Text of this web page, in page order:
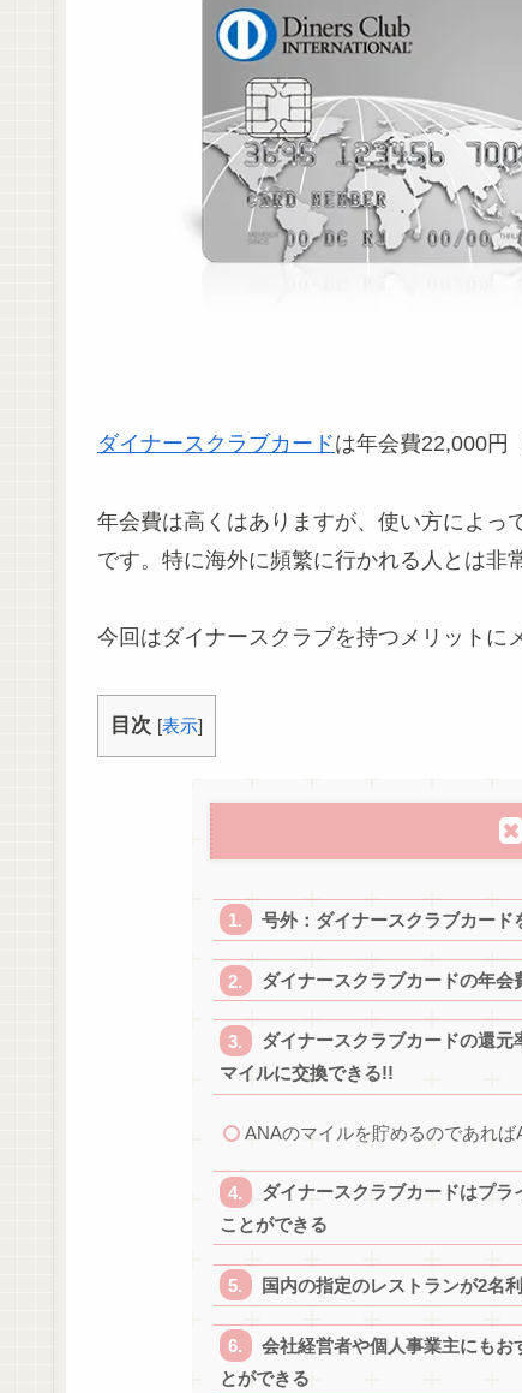
ダイナースクラブカードは年会費22,000円
年会費は高くはありますが、使い方によっ
です。特に海外に頻繁に行かれる人とは非
今回はダイナースクラブを持つメリットに
目次 [表示]
号外：ダイナースクラブカード
ダイナースクラブカードの年会
ダイナースクラブカードの還
マイルに交換できる!!
ANAのマイルを貯めるのであれ
ダイナースクラブカードはプ
ことができる
国内の指定のレストランが2名
会社経営者や個人事業主にもお
とができる